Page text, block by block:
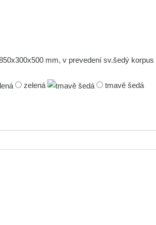
mm, v prevedení sv.šedý korpus
zelená
tmavě šedá